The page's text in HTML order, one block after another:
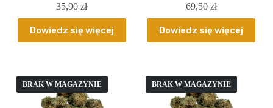
35,90zł
Dowiedz się więcej
69,50 zł
Dowiedz się więcej
BRAK W MAGAZYNIE BRAK W MAGAZYNIE